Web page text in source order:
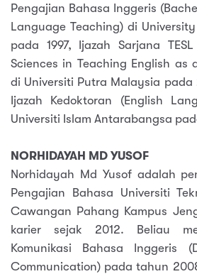
Pengajian Bahasa Inggeris
Language Teaching) di
pada 1997, Ijazah Sarjana
Sciences in Teaching English as
di Universiti Putra Malaysia pada
Ijazah Kedoktoran (English
Universiti Islam Antarabangsa
NORHIDAYAH MD YUSOF
Norhidayah Md Yusof adalah
Pengajian Bahasa Universiti
Cawangan Pahang Kampus
karier sejak 2012. Beliau
Komunikasi Bahasa Inggeris
Communication) pada tahun